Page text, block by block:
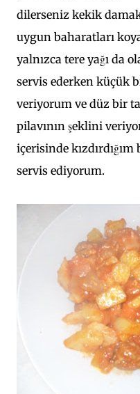
dilerseniz kekik
uygun baharatları
yalnızca tere yağı da
servis ederken küçük
veriyorum ve düz bir
pilavının şeklini
içerisinde
servis ediyorum.